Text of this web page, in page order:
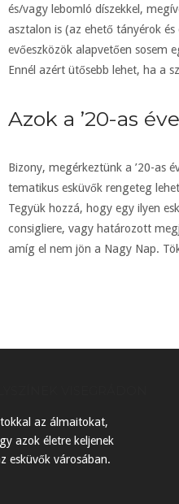
és/vagy lebomló díszekkel,
asztalon is (az ehető tányérok
evőeszközök alapvetően sosem
Ennél azért ütősebb lehet, ha a
Azok a ’20-as
Bizony, megérkeztünk a ’20-as
tematikus esküvők rengeteg
Tegyük hozzá, hogy egy ilyen
consigliere, vagy határozott
amíg el nem jön a Nagy Nap.
az álmaitokat,
azok életre keljenek
esküvők városában.